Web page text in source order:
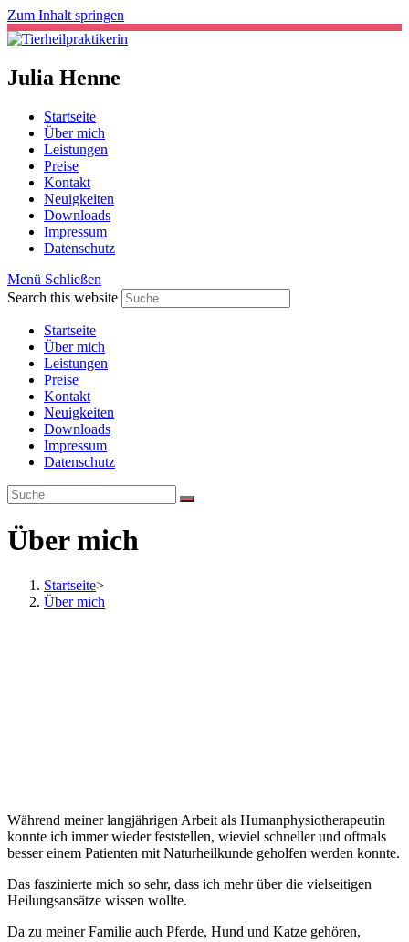
Zum Inhalt springen
Julia Henne
Startseite
Über mich
Leistungen
Preise
Kontakt
Neuigkeiten
Downloads
Impressum
Datenschutz
Menü Schließen
Search this website
Startseite
Über mich
Leistungen
Preise
Kontakt
Neuigkeiten
Downloads
Impressum
Datenschutz
Über mich
Startseite>
Über mich
Während meiner langjährigen Arbeit als Humanphysiotherapeutin
konnte ich immer wieder feststellen, wieviel schneller und oftmals
besser einem Patienten mit Naturheilkunde geholfen werden konnte.
Das faszinierte mich so sehr, dass ich mehr über die vielseitigen
Heilungsansätze wissen wollte.
Da zu meiner Familie auch Pferde, Hund und Katze gehören,